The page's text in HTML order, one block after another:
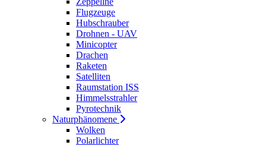
Flugzeuge
Hubschrauber
Drohnen - UAV
Minicopter
Drachen
Raketen
Satelliten
Raumstation ISS
Himmelsstrahler
Pyrotechnik
Naturphänomene
Wolken
Polarlichter